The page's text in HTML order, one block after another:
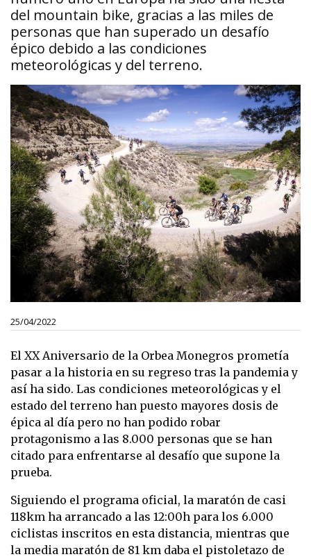
del mountain bike, gracias a las miles de
personas que han superado un desafío
épico debido a las condiciones
meteorológicas y del terreno.
25/04/2022
El XX Aniversario de la Orbea Monegros prometía
pasar a la historia en su regreso tras la pandemia y
así ha sido. Las condiciones meteorológicas y el
estado del terreno han puesto mayores dosis de
épica al día pero no han podido robar
protagonismo a las 8.000 personas que se han
citado para enfrentarse al desafío que supone la
prueba.
Siguiendo el programa oficial, la maratón de casi
118km ha arrancado a las 12:00h para los 6.000
ciclistas inscritos en esta distancia, mientras que
la media maratón de 81 km daba el pistoletazo de